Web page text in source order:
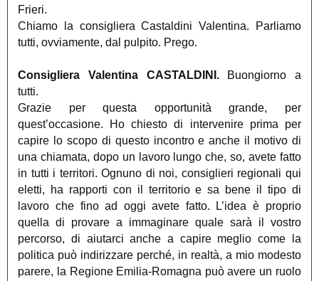
Frieri.
Chiamo la consigliera Castaldini Valentina. Parliamo
tutti, ovviamente, dal pulpito. Prego.
Consigliera Valentina CASTALDINI.Buongiorno a
tutti.
Grazie per questa opportunità grande, per
quest’occasione. Ho chiesto di intervenire prima per
capire lo scopo di questo incontro e anche il motivo di
una chiamata, dopo un lavoro lungo che, so, avete fatto
in tutti i territori. Ognuno di noi, consiglieri regionali qui
eletti, ha rapporti con il territorio e sa bene il tipo di
lavoro che fino ad oggi avete fatto. L’idea è proprio
quella di provare a immaginare quale sarà il vostro
percorso, di aiutarci anche a capire meglio come la
politica può indirizzare perché, in realtà, a mio modesto
parere, la Regione Emilia-Romagna può avere un ruolo